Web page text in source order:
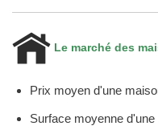
Le marché des
Prix moyen d'une
Surface moyenne